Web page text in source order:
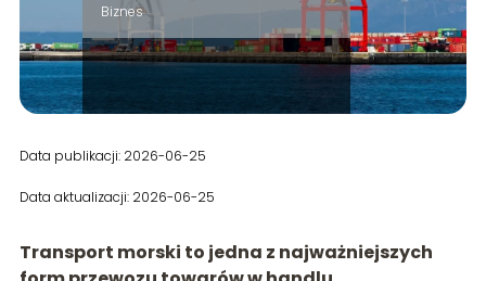
Biznes
Data publikacji: 2026-06-25
Data aktualizacji: 2026-06-25
Transport morski to jedna z najważniejszych